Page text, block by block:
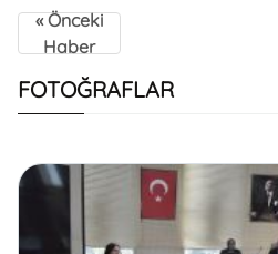
« Önceki
Haber
FOTOĞRAFLAR